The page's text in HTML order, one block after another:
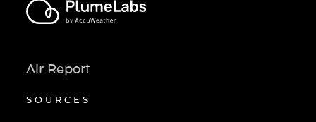
Air Report
SOURCES